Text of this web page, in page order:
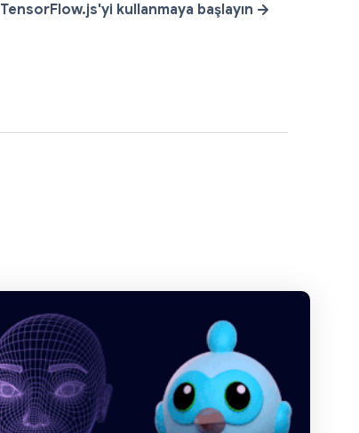
TensorFlow.js'yi kullanmaya başlayın